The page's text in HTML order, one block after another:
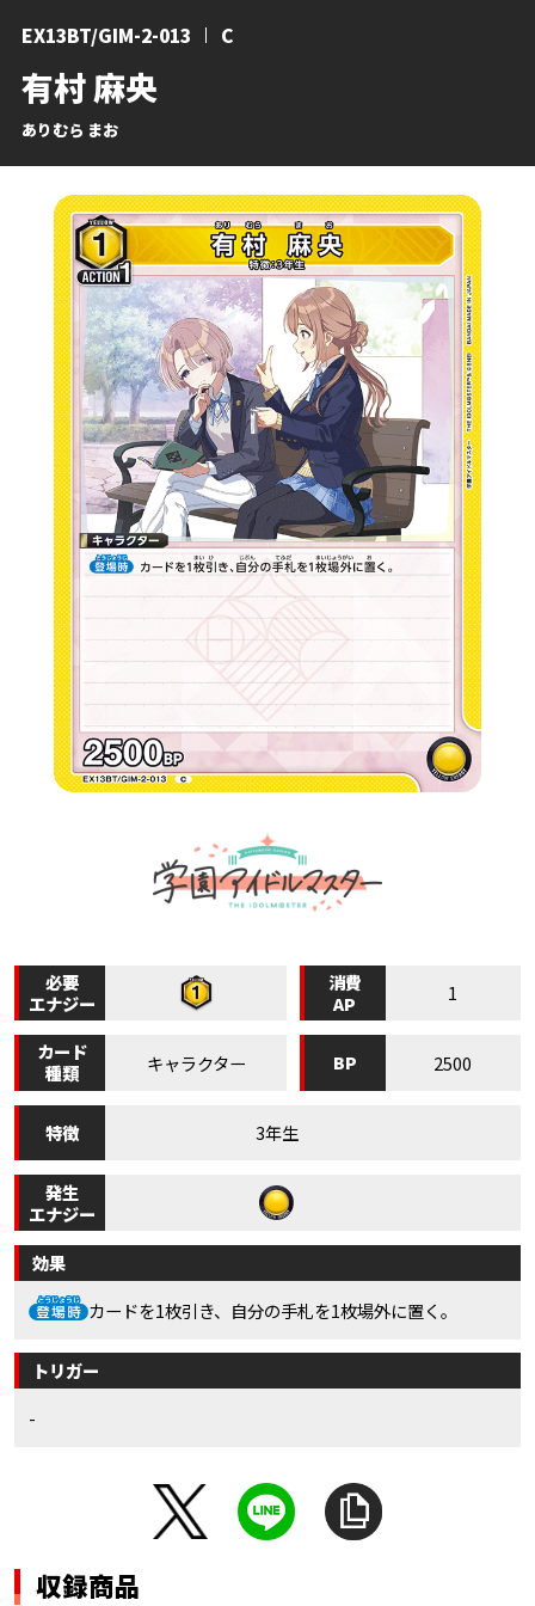
有村 麻央
ありむら まお
EX13BT/GIM-2-013 C
必要
エナジー
消費
AP
1
カード
種類
キャラクター BP 2500
特徴 3年生
発生
エナジー
効果
カードを1枚引き、自分の手札を1枚場外に置く。
トリガー
-
収録商品